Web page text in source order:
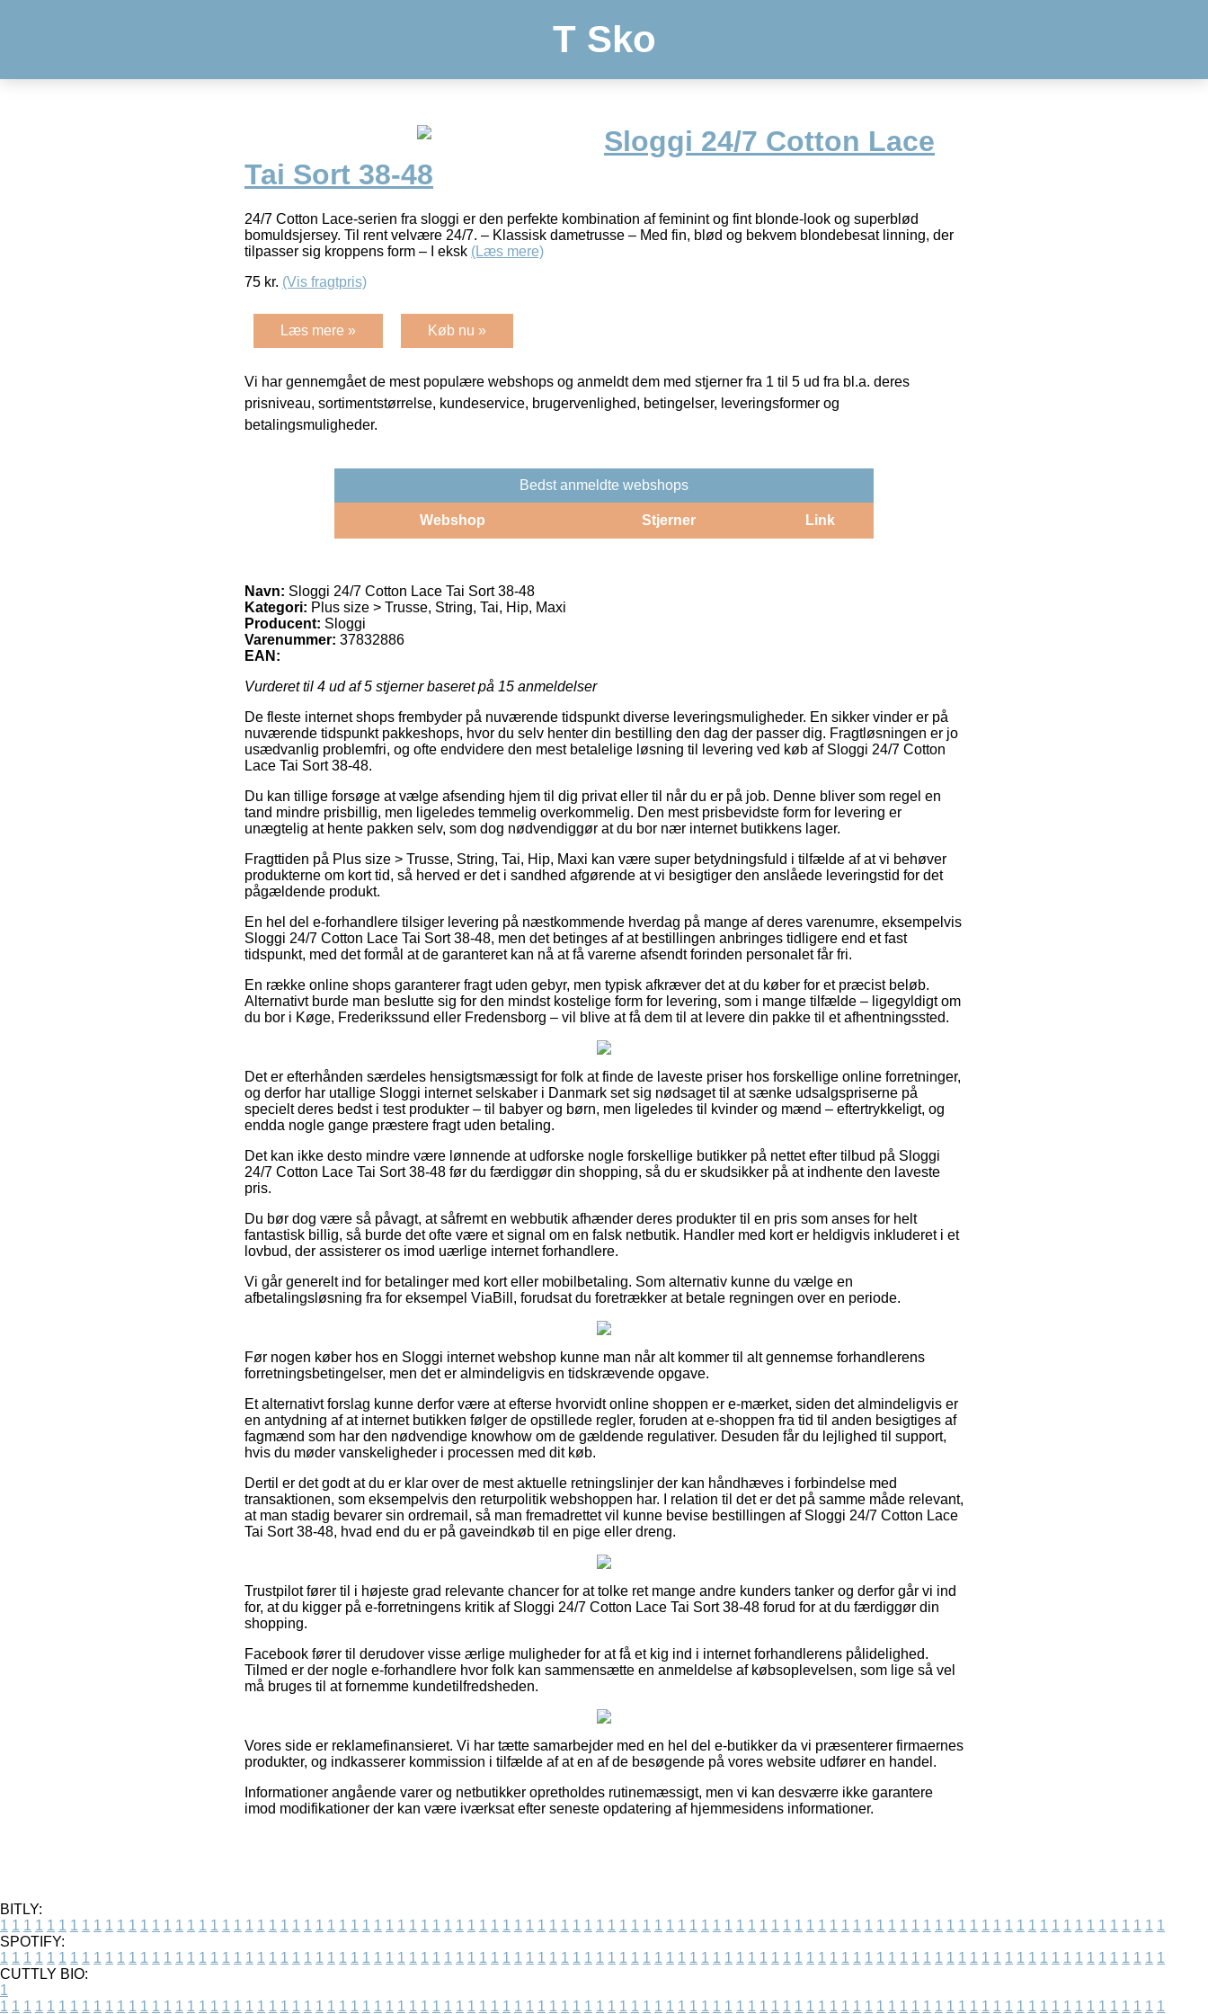
T Sko
Sloggi 24/7 Cotton Lace
Tai Sort 38-48
24/7 Cotton Lace-serien fra sloggi er den perfekte kombination af feminint og fint blonde-look og superblød
bomuldsjersey. Til rent velvære 24/7. – Klassisk dametrusse – Med fin, blød og bekvem blondebesat linning, der
tilpasser sig kroppens form – I eksk (Læs mere)
75 kr. (Vis fragtpris)
Læs mere » Køb nu »
Vi har gennemgået de mest populære webshops og anmeldt dem med stjerner fra 1 til 5 ud fra bl.a. deres
prisniveau, sortimentstørrelse, kundeservice, brugervenlighed, betingelser, leveringsformer og
betalingsmuligheder.
Bedst anmeldte webshops
Webshop Stjerner Link
Navn: Sloggi 24/7 Cotton Lace Tai Sort 38-48
Kategori: Plus size > Trusse, String, Tai, Hip, Maxi
Producent: Sloggi
Varenummer: 37832886
EAN:
Vurderet til 4 ud af 5 stjerner baseret på 15 anmeldelser
De fleste internet shops frembyder på nuværende tidspunkt diverse leveringsmuligheder. En sikker vinder er på
nuværende tidspunkt pakkeshops, hvor du selv henter din bestilling den dag der passer dig. Fragtløsningen er jo
usædvanlig problemfri, og ofte endvidere den mest betalelige løsning til levering ved køb af Sloggi 24/7 Cotton
Lace Tai Sort 38-48.
Du kan tillige forsøge at vælge afsending hjem til dig privat eller til når du er på job. Denne bliver som regel en
tand mindre prisbillig, men ligeledes temmelig overkommelig. Den mest prisbevidste form for levering er
unægtelig at hente pakken selv, som dog nødvendiggør at du bor nær internet butikkens lager.
Fragttiden på Plus size > Trusse, String, Tai, Hip, Maxi kan være super betydningsfuld i tilfælde af at vi behøver
produkterne om kort tid, så herved er det i sandhed afgørende at vi besigtiger den anslåede leveringstid for det
pågældende produkt.
En hel del e-forhandlere tilsiger levering på næstkommende hverdag på mange af deres varenumre, eksempelvis
Sloggi 24/7 Cotton Lace Tai Sort 38-48, men det betinges af at bestillingen anbringes tidligere end et fast
tidspunkt, med det formål at de garanteret kan nå at få varerne afsendt forinden personalet får fri.
En række online shops garanterer fragt uden gebyr, men typisk afkræver det at du køber for et præcist beløb.
Alternativt burde man beslutte sig for den mindst kostelige form for levering, som i mange tilfælde – ligegyldigt om
du bor i Køge, Frederikssund eller Fredensborg – vil blive at få dem til at levere din pakke til et afhentningssted.
Det er efterhånden særdeles hensigtsmæssigt for folk at finde de laveste priser hos forskellige online forretninger,
og derfor har utallige Sloggi internet selskaber i Danmark set sig nødsaget til at sænke udsalgspriserne på
specielt deres bedst i test produkter – til babyer og børn, men ligeledes til kvinder og mænd – eftertrykkeligt, og
endda nogle gange præstere fragt uden betaling.
Det kan ikke desto mindre være lønnende at udforske nogle forskellige butikker på nettet efter tilbud på Sloggi
24/7 Cotton Lace Tai Sort 38-48 før du færdiggør din shopping, så du er skudsikker på at indhente den laveste
pris.
Du bør dog være så påvagt, at såfremt en webbutik afhænder deres produkter til en pris som anses for helt
fantastisk billig, så burde det ofte være et signal om en falsk netbutik. Handler med kort er heldigvis inkluderet i et
lovbud, der assisterer os imod uærlige internet forhandlere.
Vi går generelt ind for betalinger med kort eller mobilbetaling. Som alternativ kunne du vælge en
afbetalingsløsning fra for eksempel ViaBill, forudsat du foretrækker at betale regningen over en periode.
Før nogen køber hos en Sloggi internet webshop kunne man når alt kommer til alt gennemse forhandlerens
forretningsbetingelser, men det er almindeligvis en tidskrævende opgave.
Et alternativt forslag kunne derfor være at efterse hvorvidt online shoppen er e-mærket, siden det almindeligvis er
en antydning af at internet butikken følger de opstillede regler, foruden at e-shoppen fra tid til anden besigtiges af
fagmænd som har den nødvendige knowhow om de gældende regulativer. Desuden får du lejlighed til support,
hvis du møder vanskeligheder i processen med dit køb.
Dertil er det godt at du er klar over de mest aktuelle retningslinjer der kan håndhæves i forbindelse med
transaktionen, som eksempelvis den returpolitik webshoppen har. I relation til det er det på samme måde relevant,
at man stadig bevarer sin ordremail, så man fremadrettet vil kunne bevise bestillingen af Sloggi 24/7 Cotton Lace
Tai Sort 38-48, hvad end du er på gaveindkøb til en pige eller dreng.
Trustpilot fører til i højeste grad relevante chancer for at tolke ret mange andre kunders tanker og derfor går vi ind
for, at du kigger på e-forretningens kritik af Sloggi 24/7 Cotton Lace Tai Sort 38-48 forud for at du færdiggør din
shopping.
Facebook fører til derudover visse ærlige muligheder for at få et kig ind i internet forhandlerens pålidelighed.
Tilmed er der nogle e-forhandlere hvor folk kan sammensætte en anmeldelse af købsoplevelsen, som lige så vel
må bruges til at fornemme kundetilfredsheden.
Vores side er reklamefinansieret. Vi har tætte samarbejder med en hel del e-butikker da vi præsenterer firmaernes
produkter, og indkasserer kommission i tilfælde af at en af de besøgende på vores website udfører en handel.
Informationer angående varer og netbutikker opretholdes rutinemæssigt, men vi kan desværre ikke garantere
imod modifikationer der kan være iværksat efter seneste opdatering af hjemmesidens informationer.
BITLY:
1 1 1 1 1 1 1 1 1 1 1 1 1 1 1 1 1 1 1 1 1 1 1 1 1 1 1 1 1 1 1 1 1 1 1 1 1 1 1 1 1 1 1 1 1 1 1 1 1 1 1 1 1 1 1 1 1 1 1 1 1 1 1 1 1 1 1 1 1 1 1 1 1 1 1 1 1 1 1 1 1 1 1 1 1 1 1 1 1 1 1 1 1 1 1 1 1 1 1 1
SPOTIFY:
1 1 1 1 1 1 1 1 1 1 1 1 1 1 1 1 1 1 1 1 1 1 1 1 1 1 1 1 1 1 1 1 1 1 1 1 1 1 1 1 1 1 1 1 1 1 1 1 1 1 1 1 1 1 1 1 1 1 1 1 1 1 1 1 1 1 1 1 1 1 1 1 1 1 1 1 1 1 1 1 1 1 1 1 1 1 1 1 1 1 1 1 1 1 1 1 1 1 1 1
CUTTLY BIO:
1
1 1 1 1 1 1 1 1 1 1 1 1 1 1 1 1 1 1 1 1 1 1 1 1 1 1 1 1 1 1 1 1 1 1 1 1 1 1 1 1 1 1 1 1 1 1 1 1 1 1 1 1 1 1 1 1 1 1 1 1 1 1 1 1 1 1 1 1 1 1 1 1 1 1 1 1 1 1 1 1 1 1 1 1 1 1 1 1 1 1 1 1 1 1 1 1 1 1 1 1